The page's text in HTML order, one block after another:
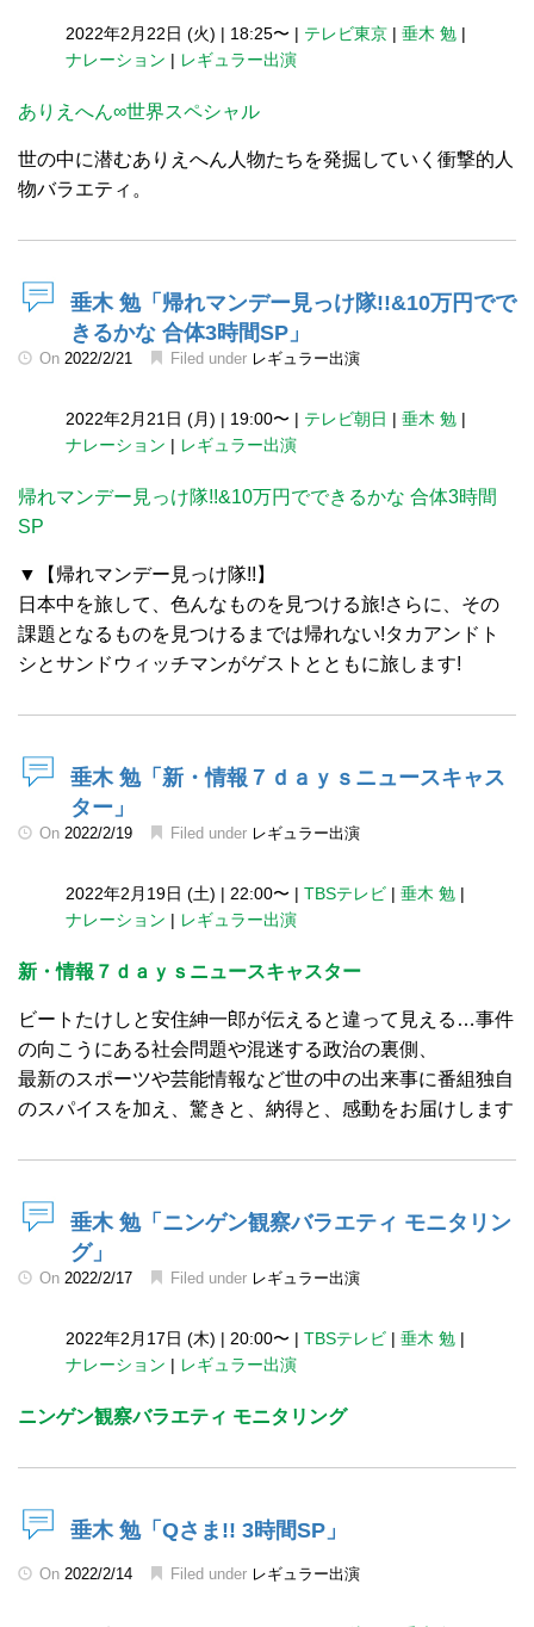
2022年2月22日 (火) | 18:25〜 | テレビ東京 | 垂木 勉 |
ナレーション | レギュラー出演
ありえへん∞世界スペシャル
世の中に潜むありえへん人物たちを発掘していく衝撃的人
物バラエティ。
垂木 勉「帰れマンデー見っけ隊!!&10万円でで
きるかな 合体3時間SP」
On 2022/2/21 Filed under レギュラー出演
2022年2月21日 (月) | 19:00〜 | テレビ朝日 | 垂木 勉 |
ナレーション | レギュラー出演
帰れマンデー見っけ隊!!&10万円でできるかな 合体3時間
SP
▼【帰れマンデー見っけ隊!!】
日本中を旅して、色んなものを見つける旅!さらに、その
課題となるものを見つけるまでは帰れない!タカアンドト
シとサンドウィッチマンがゲストとともに旅します!
垂木 勉「新・情報７ｄａｙｓニュースキャス
ター」
On 2022/2/19 Filed under レギュラー出演
2022年2月19日 (土) | 22:00〜 | TBSテレビ | 垂木 勉 |
ナレーション | レギュラー出演
新・情報７ｄａｙｓニュースキャスター
ビートたけしと安住紳一郎が伝えると違って見える…事件
の向こうにある社会問題や混迷する政治の裏側、
最新のスポーツや芸能情報など世の中の出来事に番組独自
のスパイスを加え、驚きと、納得と、感動をお届けします
垂木 勉「ニンゲン観察バラエティ モニタリン
グ」
On 2022/2/17 Filed under レギュラー出演
2022年2月17日 (木) | 20:00〜 | TBSテレビ | 垂木 勉 |
ナレーション | レギュラー出演
ニンゲン観察バラエティ モニタリング
垂木 勉「Qさま!! 3時間SP」
On 2022/2/14 Filed under レギュラー出演